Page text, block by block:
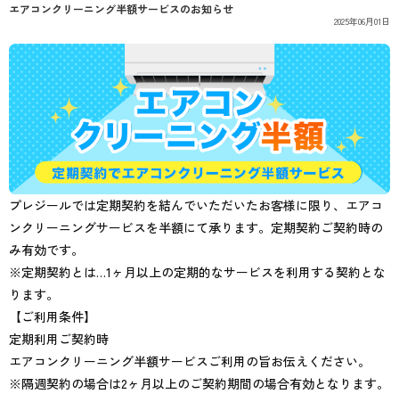
エアコンクリーニング半額サービスのお知らせ
2025年06月01日
プレジールでは定期契約を結んでいただいたお客様に限り、エアコ
ンクリーニングサービスを半額にて承ります。定期契約ご契約時の
み有効です。
※定期契約とは…1ヶ月以上の定期的なサービスを利用する契約とな
ります。
【ご利用条件】
定期利用ご契約時
エアコンクリーニング半額サービスご利用の旨お伝えください。
※隔週契約の場合は2ヶ月以上のご契約期間の場合有効となります。